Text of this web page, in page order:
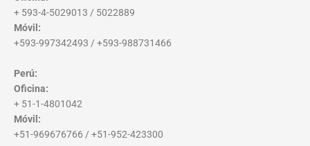
+ 593-4-5029013 / 5022889
Móvil:
+593-997342493 / +593-988731466
Perú:
Oficina:
+ 51-1-4801042
Móvil:
+51-969676766 / +51-952-423300